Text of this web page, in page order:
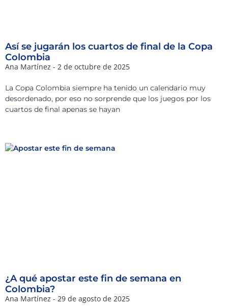
Así se jugarán los cuartos de final de la Copa
Colombia
Ana Martínez 2 de octubre de 2025
La Copa Colombia siempre ha tenido un calendario muy
desordenado, por eso no sorprende que los juegos por los
cuartos de final apenas se hayan
¿A qué apostar este fin de semana en
Colombia?
Ana Martínez 29 de agosto de 2025